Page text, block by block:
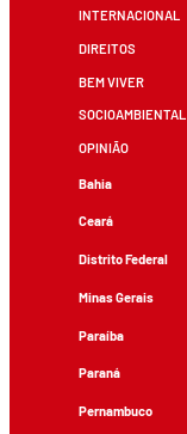
INTERNACIONAL
DIREITOS
BEM VIVER
SOCIOAMBIENTAL
OPINIÃO
Bahia
Ceará
Distrito Federal
Minas Gerais
Paraíba
Paraná
Pernambuco